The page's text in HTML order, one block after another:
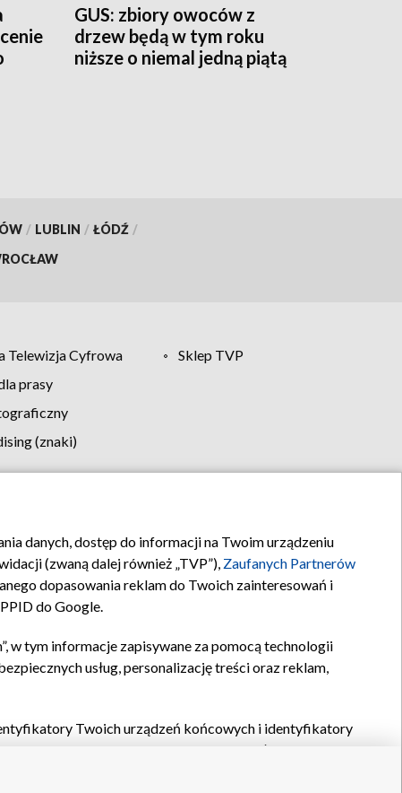
GUS: zbiory owoców z
drzew będą w tym roku
niższe o niemal jedną piątą
/ LUBLIN / ŁÓDŹ /
Telewizja Cyfrowa
Sklep TVP
prasy
(znaki)
Kontakt
danych, dostęp do informacji na Twoim urządzeniu
(zwaną dalej również „TVP”), Zaufanych Partnerów
dopasowania reklam do Twoich zainteresowań i
do Google.
w tym informacje zapisywane za pomocą technologii
usług, personalizację treści oraz reklam,
Twoich urządzeń końcowych i identyfikatory
oraz pozostałych
podstawowych reklam, wyboru spersonalizowanych